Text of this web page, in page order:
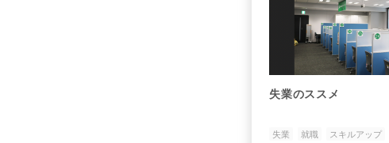
失業のススメ
失業 就職 スキルアップ